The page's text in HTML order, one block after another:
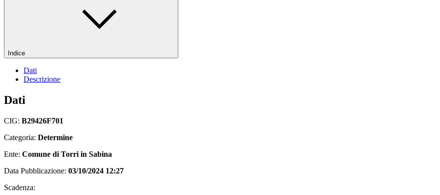
Indice
Dati
Descrizione
Dati
CIG: B29426F701
Categoria: Determine
Ente: Comune di Torri in Sabina
Data Pubblicazione: 03/10/2024 12:27
Scadenza: